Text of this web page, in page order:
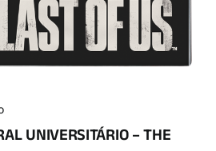
UNIVERSITÁRIO – THE